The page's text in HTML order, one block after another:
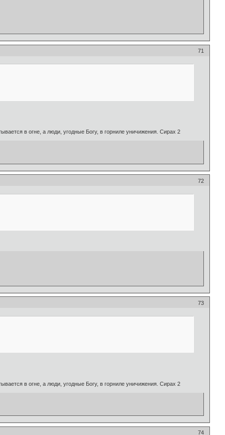
71
в огне, а люди, угодные Богу, в горниле уничижения. Сирах 2
72
73
в огне, а люди, угодные Богу, в горниле уничижения. Сирах 2
74